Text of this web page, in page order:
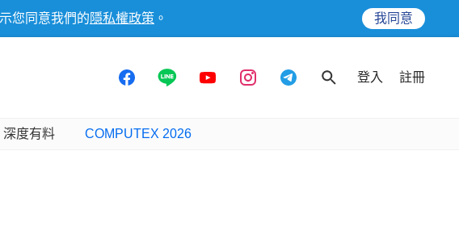
您同意我們的 隱私權政策 。 我同意
登入 註冊
深度有料 COMPUTEX 2026